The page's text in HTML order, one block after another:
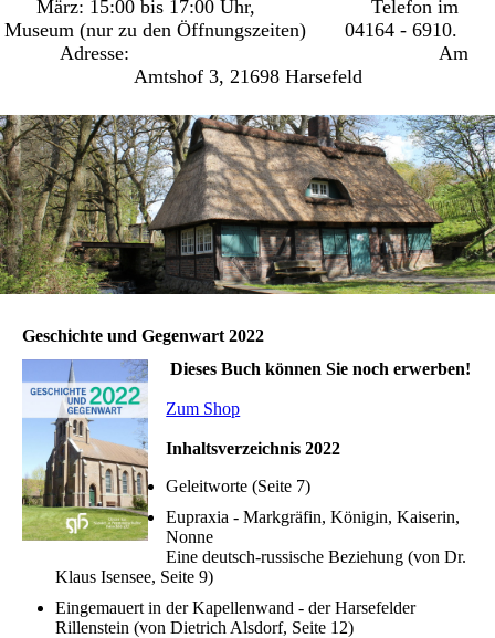
März: 15:00 bis 17:00 Uhr, Telefon im
Museum (nur zu den Öffnungszeiten) 04164 - 6910.
Adresse: Am
Amtshof 3, 21698 Harsefeld
Geschichte und Gegenwart 2022
Dieses Buch können Sie noch erwerben!
Zum Shop
Inhaltsverzeichnis 2022
Geleitworte (Seite 7)
Eupraxia - Markgräfin, Königin, Kaiserin,
Nonne
Eine deutsch-russische Beziehung (von Dr.
Klaus Isensee, Seite 9)
Eingemauert in der Kapellenwand - der Harsefelder
Rillenstein (von Dietrich Alsdorf, Seite 12)